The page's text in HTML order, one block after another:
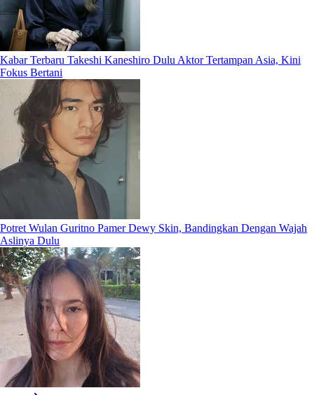
Kabar Terbaru Takeshi Kaneshiro Dulu Aktor Tertampan Asia, Kini
Fokus Bertani
Potret Wulan Guritno Pamer Dewy Skin, Bandingkan Dengan Wajah
Aslinya Dulu